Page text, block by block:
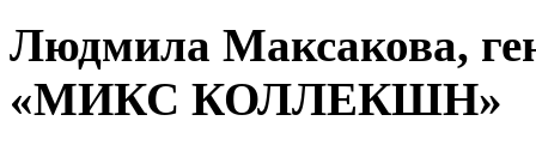
Людмила Максакова,
«МИКС КОЛЛЕКШН»